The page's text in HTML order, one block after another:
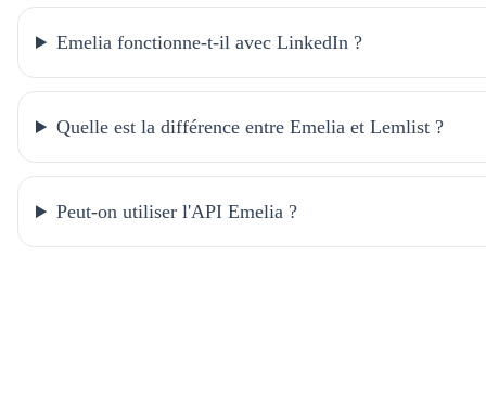
Emelia fonctionne-t-il avec LinkedIn ?
Quelle est la différence entre Emelia et Lemlist ?
Peut-on utiliser l'API Emelia ?